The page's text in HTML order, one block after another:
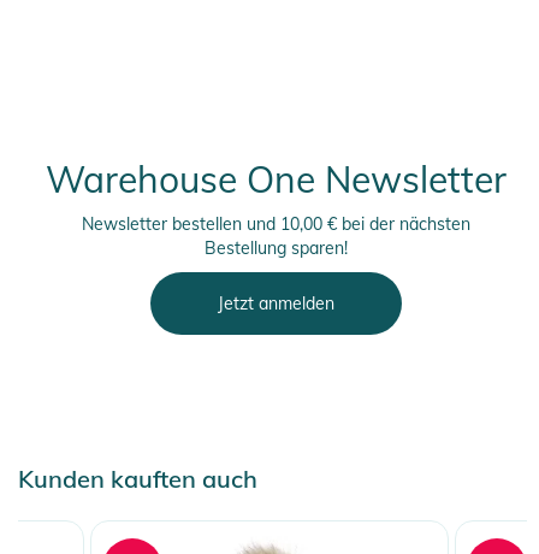
Warehouse One Newsletter
Newsletter bestellen und 10,00 € bei der nächsten
Bestellung sparen!
Jetzt anmelden
Kunden kauften auch